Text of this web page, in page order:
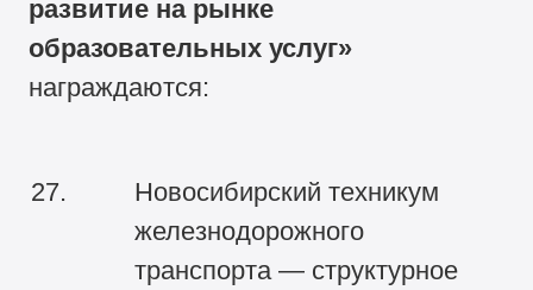
развитие на рынке
образовательных услуг»
награждаются:
27.
Новосибирский техникум
железнодорожного
транспорта — структурное